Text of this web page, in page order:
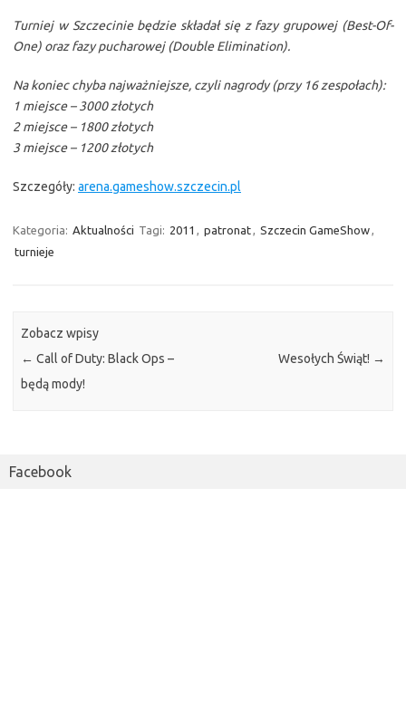
Turniej w Szczecinie będzie składał się z fazy grupowej (Best-Of-
One) oraz fazy pucharowej (Double Elimination).
Na koniec chyba najważniejsze, czyli nagrody (przy 16 zespołach):
1 miejsce – 3000 złotych
2 miejsce – 1800 złotych
3 miejsce – 1200 złotych
Szczegóły: arena.gameshow.szczecin.pl
Kategoria: Aktualności Tagi: 2011 , patronat, Szczecin GameShow,
turnieje
Zobacz wpisy
← Call of Duty: Black Ops –
będą mody!
Wesołych Świąt! →
Facebook